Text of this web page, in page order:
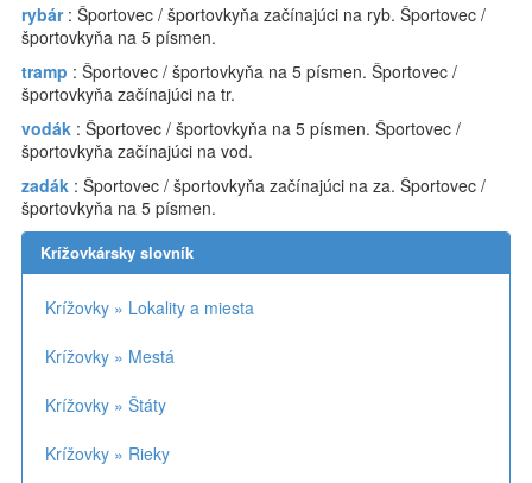
rybár : Športovec / športovkyňa začínajúci na ryb. Športovec /
športovkyňa na 5 písmen.
tramp : Športovec / športovkyňa na 5 písmen. Športovec /
športovkyňa začínajúci na tr.
vodák : Športovec / športovkyňa na 5 písmen. Športovec /
športovkyňa začínajúci na vod.
zadák : Športovec / športovkyňa začínajúci na za. Športovec /
športovkyňa na 5 písmen.
Krížovkársky slovník
Krížovky » Lokality a miesta
Krížovky » Mestá
Krížovky » Štáty
Krížovky » Rieky